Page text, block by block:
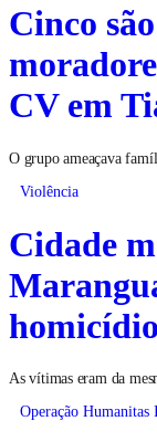
Cinco
CV em
O grupo ameaçava
Violência
Cidade
homicídio
As vítimas eram da
Operação Humanitas I